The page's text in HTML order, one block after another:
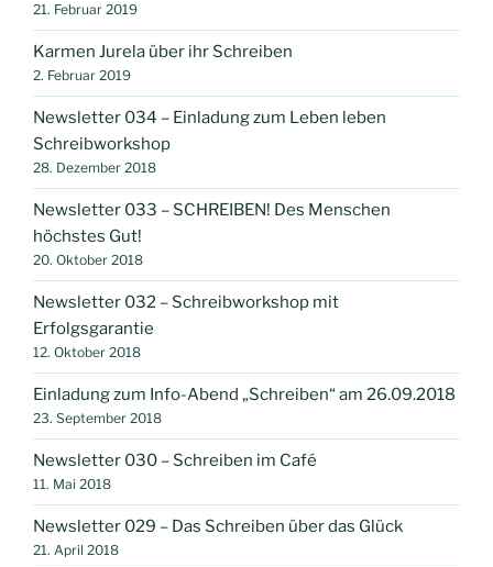
21. Februar 2019
Karmen Jurela über ihr Schreiben
2. Februar 2019
Newsletter 034 – Einladung zum Leben leben
Schreibworkshop
28. Dezember 2018
Newsletter 033 – SCHREIBEN! Des Menschen
höchstes Gut!
20. Oktober 2018
Newsletter 032 – Schreibworkshop mit
Erfolgsgarantie
12. Oktober 2018
Einladung zum Info-Abend „Schreiben“ am 26.09.2018
23. September 2018
Newsletter 030 – Schreiben im Café
11. Mai 2018
Newsletter 029 – Das Schreiben über das Glück
21. April 2018